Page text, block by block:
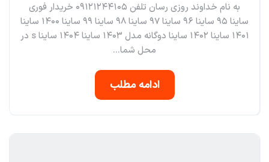
به نام خداوند روزی رسان تلفن ۰۹۱۲۱۲۴۴۱۰۵ خریدار فوری
ساینا ۹۵ ساینا ۹۶ ساینا ۹۷ ساینا ۹۸ ساینا ۹۹ ساینا ۱۴۰۰ ساینا
۱۴۰۱ ساینا ۱۴۰۲ ساینا دوگانه مدل ۱۴۰۳ ساینا ۱۴۰۴ ساینا s در
محل شما...
ادامه مطلب